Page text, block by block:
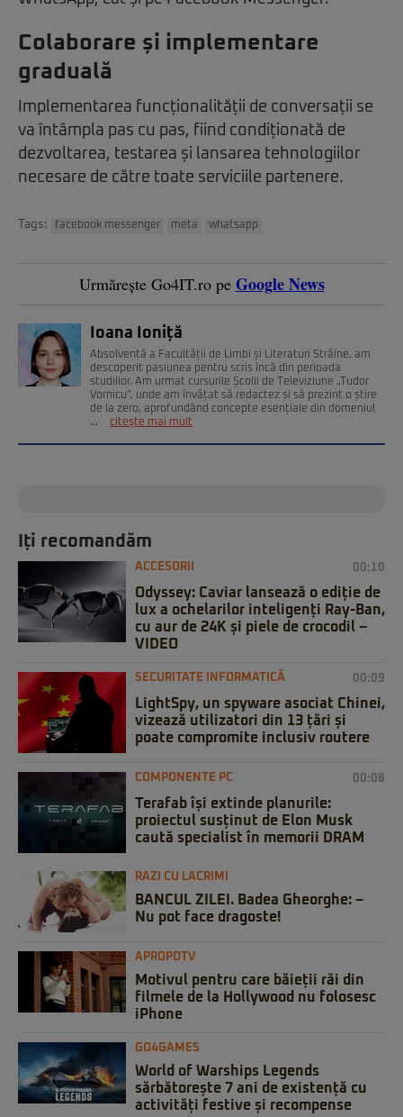
Colaborare și implementare
graduală
Implementarea funcționalității de conversații se
va întâmpla pas cu pas, fiind condiționată de
dezvoltarea, testarea și lansarea tehnologiilor
necesare de către toate serviciile partenere.
Tags: facebook messenger meta whatsapp
Urmărește Go4IT.ro pe Google News
Ioana Ioniță
Absolventă a Facultății de Limbi și Literaturi Străine, am
descoperit pasiunea pentru scris încă din perioada
studiilor. Am urmat cursurile Școlii de Televiziune „Tudor
Vornicu”, unde am învățat să redactez și să prezint o știre
de la zero, aprofundând concepte esențiale din domeniul
...
citește mai mult
Iți recomandăm
ACCESORII 00:10
Odyssey: Caviar lansează o ediție de
lux a ochelarilor inteligenți Ray-Ban,
cu aur de 24K și piele de crocodil –
VIDEO
SECURITATE INFORMATICĂ 00:09
LightSpy, un spyware asociat Chinei,
vizează utilizatori din 13 țări și
poate compromite inclusiv routere
COMPONENTE PC 00:08
Terafab își extinde planurile:
proiectul susținut de Elon Musk
caută specialist în memorii DRAM
RAZI CU LACRIMI
BANCUL ZILEI. Badea Gheorghe: –
Nu pot face dragoste!
APROPOTV
Motivul pentru care băieții răi din
filmele de la Hollywood nu folosesc
iPhone
GO4GAMES
World of Warships Legends
sărbătorește 7 ani de existență cu
activități festive și recompense